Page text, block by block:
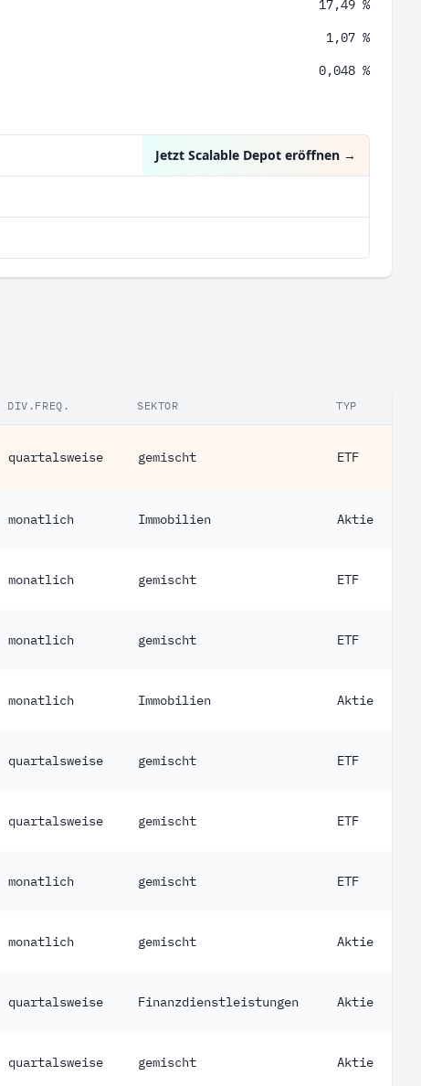
17,49 %
1,07 %
0,048 %
Jetzt Scalable Depot eröffnen →
DIV.FREQ. SEKTOR TYP
quartalsweise gemischt ETF
monatlich Immobilien Aktie
monatlich gemischt ETF
monatlich gemischt ETF
monatlich Immobilien Aktie
quartalsweise gemischt ETF
quartalsweise gemischt ETF
monatlich gemischt ETF
monatlich gemischt Aktie
quartalsweise Finanzdienstleistungen Aktie
quartalsweise gemischt Aktie